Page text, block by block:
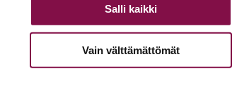
Salli kaikki
Vain välttämättömät